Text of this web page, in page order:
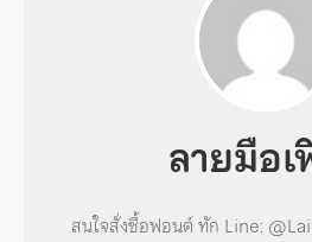
ลายมือเ
สนใจสั่งซื้อฟอนต์ ทัก Line: